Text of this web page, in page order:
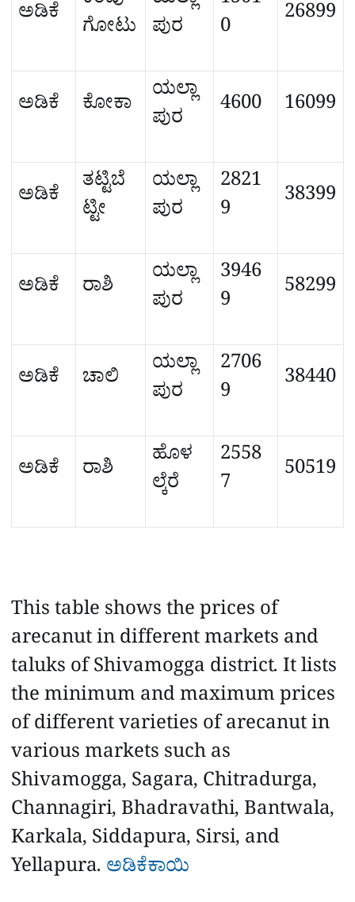
ಅಡಿಕೆ
ಗೋಟು ಪುರ
0
26899
ಅಡಿಕೆ ಕೋಕಾ
ಯಲ್ಲಾ
ಪುರ
4600 16099
ಅಡಿಕೆ
ತಟ್ಟಿಬೆ
ಟ್ಟೀ
ಯಲ್ಲಾ
ಪುರ
2821
9
38399
ಅಡಿಕೆ ರಾಶಿ
ಯಲ್ಲಾ
ಪುರ
3946
9
58299
ಅಡಿಕೆ ಚಾಲಿ
ಯಲ್ಲಾ
ಪುರ
2706
9
38440
ಅಡಿಕೆ ರಾಶಿ
ಹೊಳ
ಲ್ಕೆರೆ
2558
7
50519
This table shows the prices of
arecanut in different markets and
taluks of Shivamogga district. It lists
the minimum and maximum prices
of different varieties of arecanut in
various markets such as
Shivamogga, Sagara, Chitradurga,
Channagiri, Bhadravathi, Bantwala,
Karkala, Siddapura, Sirsi, and
Yellapura. ಅಡಿಕೆಕಾಯಿ